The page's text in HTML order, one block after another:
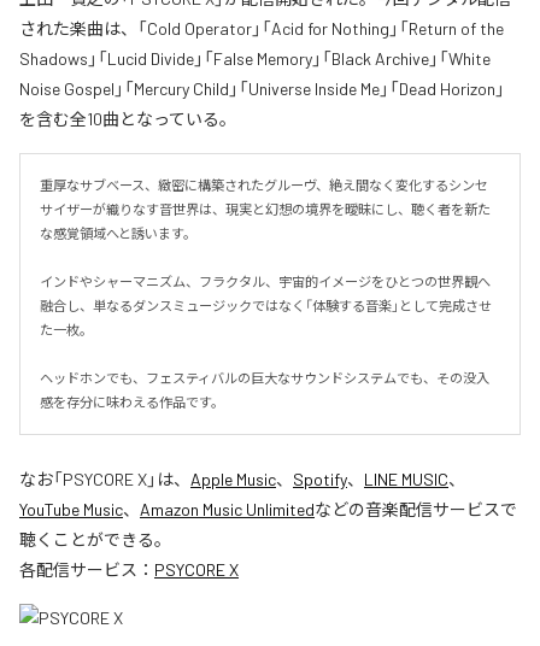
された楽曲は、「Cold Operator」「Acid for Nothing」「Return of the
Shadows」「Lucid Divide」「False Memory」「Black Archive」「White
Noise Gospel」「Mercury Child」「Universe Inside Me」「Dead Horizon」
を含む全10曲となっている。
重厚なサブベース、緻密に構築されたグルーヴ、絶え間なく変化するシンセ
サイザーが織りなす音世界は、現実と幻想の境界を曖昧にし、聴く者を新た
な感覚領域へと誘います。
インドやシャーマニズム、フラクタル、宇宙的イメージをひとつの世界観へ
融合し、単なるダンスミュージックではなく「体験する音楽」として完成させ
た一枚。
ヘッドホンでも、フェスティバルの巨大なサウンドシステムでも、その没入
感を存分に味わえる作品です。
なお「PSYCORE X」は、 Apple Music、 Spotify、 LINE MUSIC、
YouTube Music、 Amazon Music Unlimitedなどの音楽配信サービスで
聴くことができる。
各配信サービス： PSYCORE X